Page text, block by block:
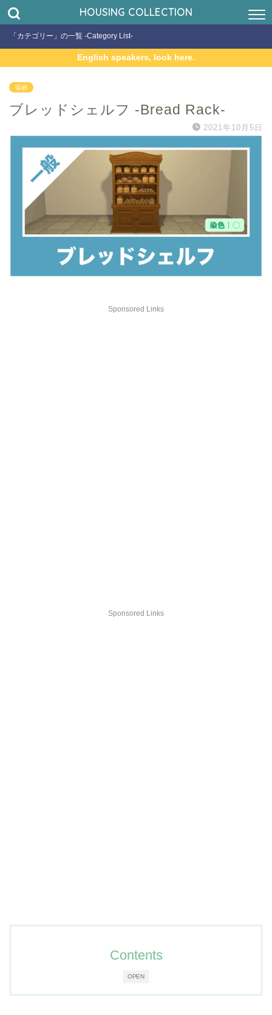
HOUSING COLLECTION
「カテゴリー」の一覧 -Category List-
English speakers, look here.
収納
ブレッドシェルフ -Bread Rack-
2021年10月5日
Sponsored Links
Sponsored Links
OPEN
Contents